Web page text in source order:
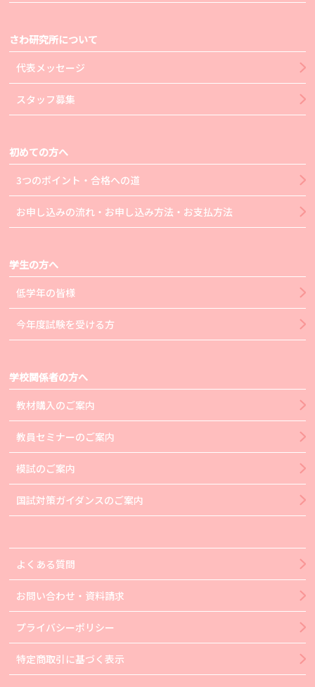
さわ研究所について
代表メッセージ
スタッフ募集
初めての方へ
3つのポイント・合格への道
お申し込みの流れ・お申し込み方法・お支払方法
学生の方へ
低学年の皆様
今年度試験を受ける方
学校関係者の方へ
教材購入のご案内
教員セミナーのご案内
模試のご案内
国試対策ガイダンスのご案内
よくある質問
お問い合わせ・資料請求
プライバシーポリシー
特定商取引に基づく表示